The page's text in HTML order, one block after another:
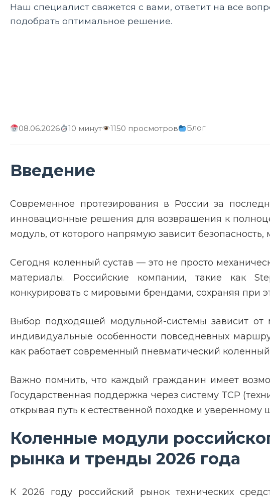
Наш специалист свяжется с вами, ответит на все
подобрать оптимальное решение.
08.06.2026 10 минут 1150 просмотров Блог
Введение
Современное протезирования в России за
инновационные решения для возвращения к
модуль, от которого напрямую зависит
Сегодня коленный сустав — это не просто
материалы. Российские компании, такие как
конкурировать с мировыми брендами, сохраняя при
Выбор подходящей модульной-системы зависит от
индивидуальные особенности повседневных
как работает современный пневматический
Важно помнить, что каждый гражданин имеет
Государственная поддержка через систему ТСР
открывая путь к естественной походке и уверенному
Коленные модули
рынка и тренды 2026 года
К 2026 году российский рынок технических